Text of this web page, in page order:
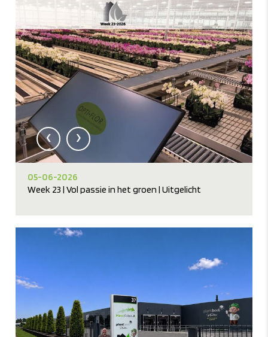
‹ ›
05-06-2026
Week 23 | Vol passie in het groen | Uitgelicht